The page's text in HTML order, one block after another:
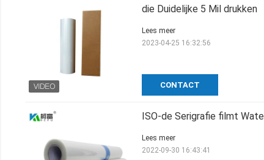
die Duidelijke 5 Mil drukken
CONTACT
Lees meer
2023-04-25 16:32:56
ISO-de Serigrafie filmt
Lees meer
2022-09-30 16:43:41